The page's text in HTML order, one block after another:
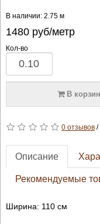
В наличии: 2.75 м
1480руб/метр
Кол-во
В
0 отзывов/
Описание
Рекомендуемые
Ширина: 110 см